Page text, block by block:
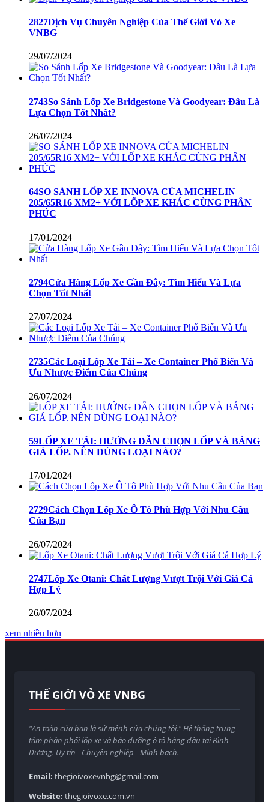
2827Dịch Vụ Chuyên Nghiệp Của Thế Giới Vỏ Xe
VNBG
29/07/2024
2743So Sánh Lốp Xe Bridgestone Và Goodyear: Đâu Là
Lựa Chọn Tốt Nhất?
26/07/2024
64SO SÁNH LỐP XE INNOVA CỦA MICHELIN
205/65R16 XM2+ VỚI LỐP XE KHÁC CÙNG PHÂN
PHÚC
17/01/2024
2794Cửa Hàng Lốp Xe Gần Đây: Tìm Hiểu Và Lựa
Chọn Tốt Nhất
27/07/2024
2735Các Loại Lốp Xe Tải – Xe Container Phổ Biến Và
Ưu Nhược Điểm Của Chúng
26/07/2024
59LỐP XE TẢI: HƯỚNG DẪN CHỌN LỐP VÀ BẢNG
GIÁ LỐP. NÊN DÙNG LOẠI NÀO?
17/01/2024
2729Cách Chọn Lốp Xe Ô Tô Phù Hợp Với Nhu Cầu
Của Bạn
26/07/2024
2747Lốp Xe Otani: Chất Lượng Vượt Trội Với Giá Cả
Hợp Lý
26/07/2024
xem nhiều hơn
THẾ GIỚI VỎ XE VNBG
"An toàn của bạn là sứ mệnh của chúng tôi." Hệ thống trung
tâm phân phối lốp xe và bảo dưỡng ô tô hàng đầu tại Bình
Dương. Uy tín - Chuyên nghiệp - Minh bạch.
Email: thegioivoxevnbg@gmail.com
Website: thegioivoxe.com.vn